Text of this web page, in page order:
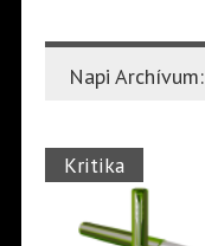
Napi Archívum:
Kritika